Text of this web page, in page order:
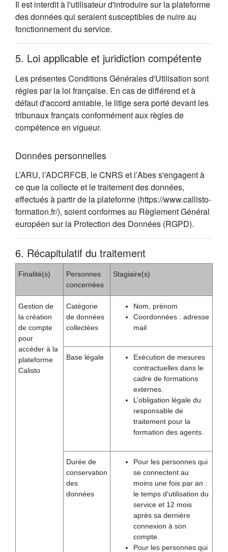
Il est interdit à l'utilisateur d'introduire sur la plateforme
des données qui seraient susceptibles de nuire au
fonctionnement du service.
5. Loi applicable et juridiction compétente
Les présentes Conditions Générales d'Utilisation sont
régies par la loi française. En cas de différend et à
défaut d'accord amiable, le litige sera porté devant les
tribunaux français conformément aux règles de
compétence en vigueur.
Données personnelles
L’ARU, l’ADCRFCB, le CNRS et l’Abes s'engagent à
ce que la collecte et le traitement des données,
effectués à partir de la plateforme (https://www.callisto-
formation.fr/), soient conformes au Règlement Général
européen sur la Protection des Données (RGPD).
6. Récapitulatif du traitement
Finalité(s)
Personnes
concernées
Stagiaire(s)
Gestion de
la création
de compte
pour
accéder à la
plateforme
Calisto
Catégorie
de données
collectées
Nom, prénom
Coordonnées : adresse
mail
Base légale
Exécution de mesures
contractuelles dans le
cadre de formations
externes.
L’obligation légale du
responsable de
traitement pour la
formation des agents.
Durée de
conservation
des
données
Pour les personnes qui
se connectent au
moins une fois par an :
le temps d’utilisation du
service et 12 mois
après sa dernière
connexion à son
compte.
Pour les personnes qui